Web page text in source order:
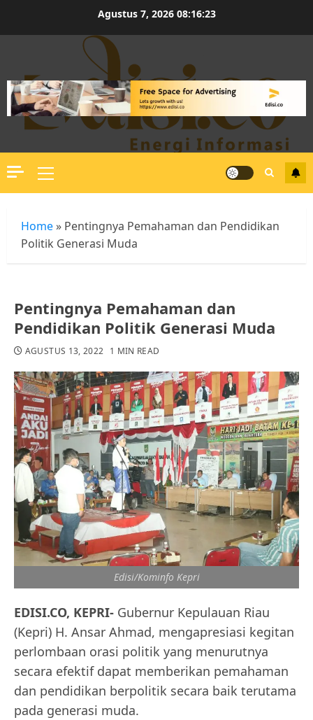
Agustus 7, 2026 08:16:23
Primary
Menu
Home » Pentingnya Pemahaman dan Pendidikan
Politik Generasi Muda
Pentingnya Pemahaman dan
Pendidikan Politik Generasi Muda
AGUSTUS 13, 2022 1 MIN READ
Edisi/Kominfo Kepri
EDISI.CO, KEPRI- Gubernur Kepulauan Riau
(Kepri) H. Ansar Ahmad, mengapresiasi kegitan
perlombaan orasi politik yang menurutnya
secara efektif dapat memberikan pemahaman
dan pendidikan berpolitik secara baik terutama
pada generasi muda.